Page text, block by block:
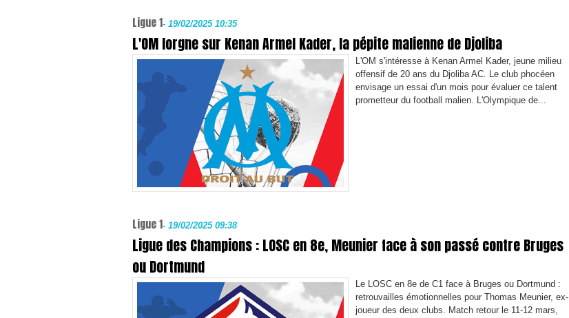
Ligue 1- 19/02/2025 10:35
L'OM lorgne sur Kenan Armel Kader, la pépite malienne de Djoliba
L'OM s'intéresse à Kenan Armel Kader, jeune milieu
offensif de 20 ans du Djoliba AC. Le club phocéen
envisage un essai d'un mois pour évaluer ce talent
prometteur du football malien. L'Olympique de...
Ligue 1- 19/02/2025 09:38
Ligue des Champions : LOSC en 8e, Meunier face à son passé contre Bruges
ou Dortmund
Le LOSC en 8e de C1 face à Bruges ou Dortmund :
retrouvailles émotionnelles pour Thomas Meunier, ex-
joueur des deux clubs. Match retour le 11-12 mars,